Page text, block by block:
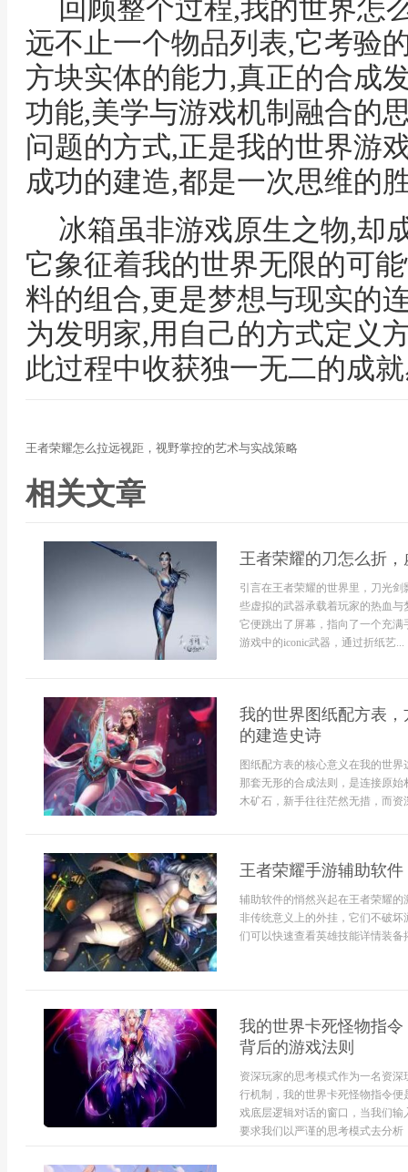
回顾整个过程,我的世界怎
远不止一个物品列表,它考验
方块实体的能力,真正的合成
功能,美学与游戏机制融合的
问题的方式,正是我的世界游
成功的建造,都是一次思维的
冰箱虽非游戏原生之物,却
它象征着我的世界无限的可
料的组合,更是梦想与现实的
为发明家,用自己的方式定义
此过程中收获独一无二的成
王者荣耀怎么拉远视距，视野掌控的艺术与实战策略
相关文章
王者荣耀的刀怎么折
引言在王者荣耀的世界里，刀光
些虚拟的武器承载着玩家的热血
它便跳出了屏幕，指向了一个充
游戏中的iconic武器，通过折纸艺...
我的世界图纸配方表
的建造史诗
图纸配方表的核心意义在我的世
那套无形的合成法则，是连接原
木矿石，新手往往茫然无措，而
王者荣耀手游辅助软
辅助软件的悄然兴起在王者荣耀
非传统意义上的外挂，它们不破
们可以快速查看英雄技能详情装
我的世界卡死怪物指
背后的游戏法则
资深玩家的思考模式作为一名资
行机制，我的世界卡死怪物指令
戏底层逻辑对话的窗口，当我们
要求我们以严谨的思考模式去分析